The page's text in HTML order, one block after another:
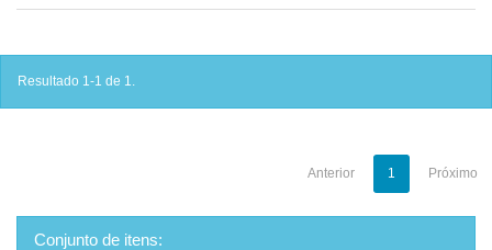
Resultado 1-1 de 1.
Anterior 1 Próximo
Conjunto de itens: